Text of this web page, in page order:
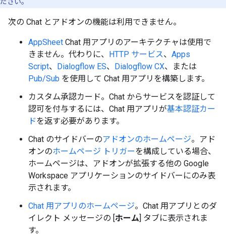
次の Chat とアドオンの機能は利用できません。
AppSheet Chat 用アプリのアーキテクチャは使用で
きません。代わりに、 HTTP サービス、 Apps
Script、 Dialogflow ES、 Dialogflow CX、または
Pub/Sub を使用して Chat 用アプリを構築します。
カスタム承認カード。Chat からサービスを認証して
認可を付与するには、Chat 用アプリが基本認証カー
ドを返す必要があります。
Chat のサイドバーのアドオンのホームページ。アド
オンのホームページ トリガーを構成している場合、
ホームページは、アドオンが拡張する他の Google
Workspace アプリケーションのサイドバーにのみ表
示されます。
Chat 用アプリのホームページ。Chat 用アプリとのダ
イレクト メッセージの [ホーム] タブに表示されま
す。